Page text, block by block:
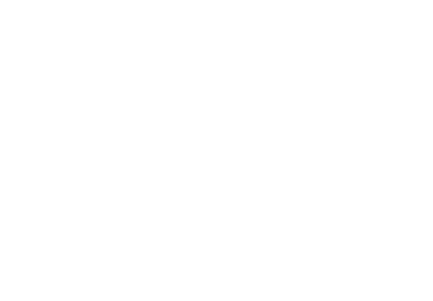
条款），用扣除后的价格参加评审。